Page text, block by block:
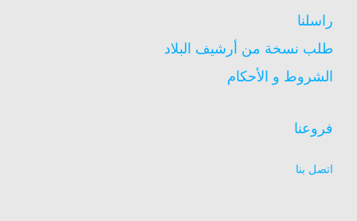
راسلنا
طلب نسخة من أرشيف البلاد
الشروط و الأحكام
فروعنا
اتصل بنا